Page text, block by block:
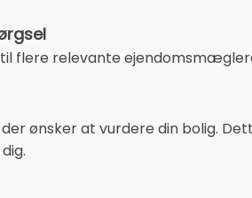
flere relevante
ønsker at vurdere din bolig.